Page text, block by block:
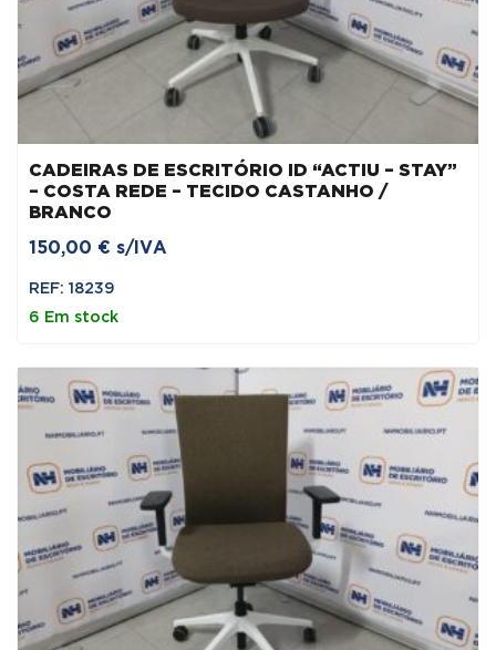
CADEIRAS DE ESCRITÓRIO ID “ACTIU – STAY”
– COSTA REDE – TECIDO CASTANHO /
BRANCO
150,00 € s/IVA
REF: 18239
6 Em stock